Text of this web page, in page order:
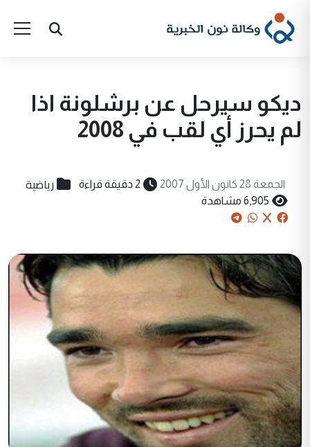
ديکو سيرحل عن برشلونة اذا
لم يحرز أي لقب في 2008
الجمعة 28 كانون الأول 2007 2 دقيقة قراءة رياضية
6,905 مشاهدة